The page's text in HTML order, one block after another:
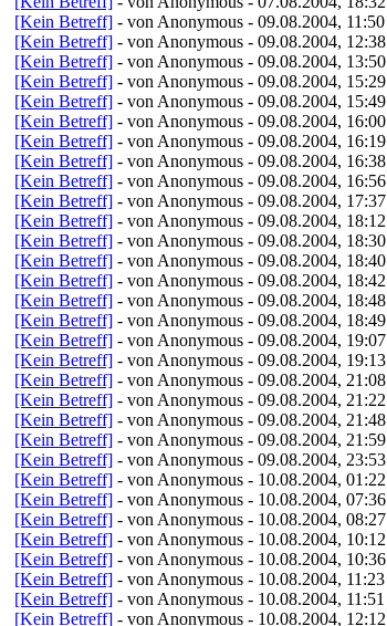
[Kein Betreff] - von Anonymous - 09.08.2004, 11:50
[Kein Betreff] - von Anonymous - 09.08.2004, 12:38
[Kein Betreff] - von Anonymous - 09.08.2004, 13:50
[Kein Betreff] - von Anonymous - 09.08.2004, 15:29
[Kein Betreff] - von Anonymous - 09.08.2004, 15:49
[Kein Betreff] - von Anonymous - 09.08.2004, 16:00
[Kein Betreff] - von Anonymous - 09.08.2004, 16:19
[Kein Betreff] - von Anonymous - 09.08.2004, 16:38
[Kein Betreff] - von Anonymous - 09.08.2004, 16:56
[Kein Betreff] - von Anonymous - 09.08.2004, 17:37
[Kein Betreff] - von Anonymous - 09.08.2004, 18:12
[Kein Betreff] - von Anonymous - 09.08.2004, 18:30
[Kein Betreff] - von Anonymous - 09.08.2004, 18:40
[Kein Betreff] - von Anonymous - 09.08.2004, 18:42
[Kein Betreff] - von Anonymous - 09.08.2004, 18:48
[Kein Betreff] - von Anonymous - 09.08.2004, 18:49
[Kein Betreff] - von Anonymous - 09.08.2004, 19:07
[Kein Betreff] - von Anonymous - 09.08.2004, 19:13
[Kein Betreff] - von Anonymous - 09.08.2004, 21:08
[Kein Betreff] - von Anonymous - 09.08.2004, 21:22
[Kein Betreff] - von Anonymous - 09.08.2004, 21:48
[Kein Betreff] - von Anonymous - 09.08.2004, 21:59
[Kein Betreff] - von Anonymous - 09.08.2004, 23:53
[Kein Betreff] - von Anonymous - 10.08.2004, 01:22
[Kein Betreff] - von Anonymous - 10.08.2004, 07:36
[Kein Betreff] - von Anonymous - 10.08.2004, 08:27
[Kein Betreff] - von Anonymous - 10.08.2004, 10:12
[Kein Betreff] - von Anonymous - 10.08.2004, 10:36
[Kein Betreff] - von Anonymous - 10.08.2004, 11:23
[Kein Betreff] - von Anonymous - 10.08.2004, 11:51
[Kein Betreff] - von Anonymous - 10.08.2004, 12:12